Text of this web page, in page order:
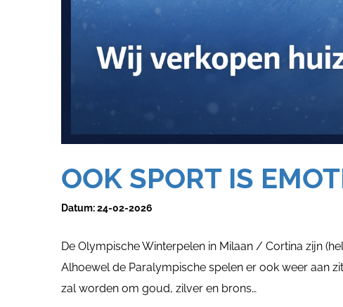
OOK SPORT IS
Datum:24-02-2026
De Olympische Winterpelen in Milaan / Cortina zijn
Alhoewel de Paralympische spelen er ook weer aan
zal worden om goud, zilver en brons…